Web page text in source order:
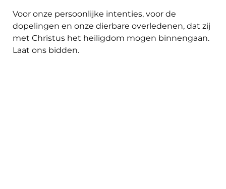
Voor onze persoonlijke intenties, voor de
dopelingen en onze dierbare overledenen, dat zij
met Christus het heiligdom mogen binnengaan.
Laat ons bidden.